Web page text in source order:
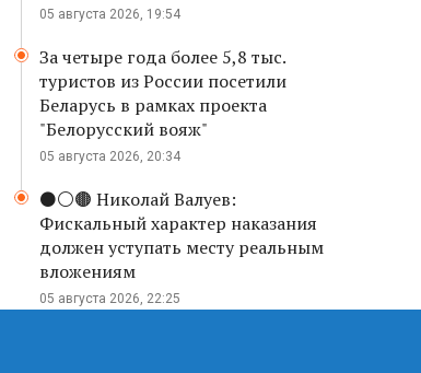
05 августа 2026, 19:54
За четыре года более 5,8 тыс.
туристов из России посетили
Беларусь в рамках проекта
"Белорусский вояж"
05 августа 2026, 20:34
⚫️⚪️🟤 Николай Валуев:
Фискальный характер наказания
должен уступать месту реальным
вложениям
05 августа 2026, 22:25